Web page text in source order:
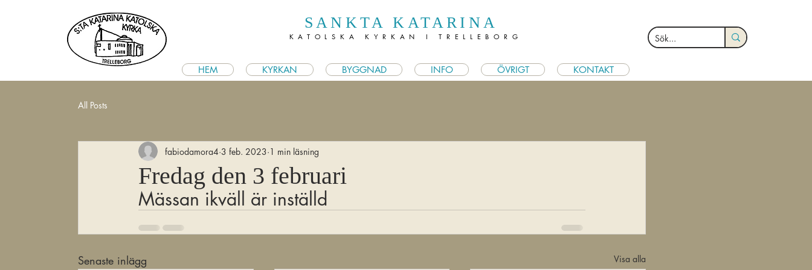
SANKTA KATARINA
KATOLSKA KYRKAN I TRELLEBORG
HEM KYRKAN BYGGNAD INFO ÖVRIGT KONTAKT
All Posts
Fredag den 3 februari
fabiodamora4 3 feb. 2023 1 min läsning
Mässan ikväll är inställd
Senaste inlägg Visa alla